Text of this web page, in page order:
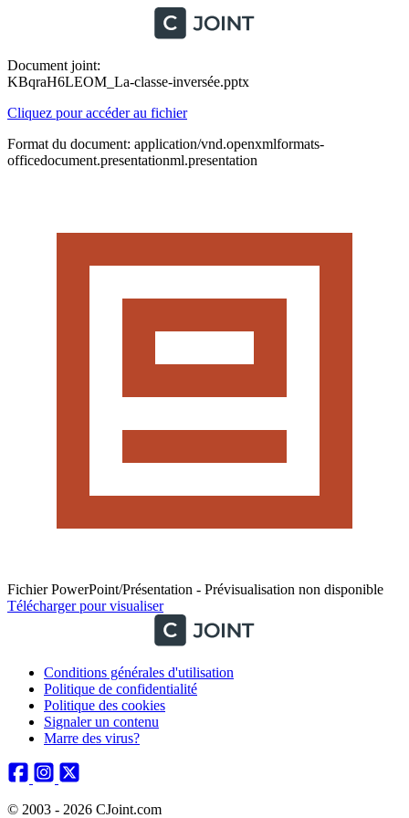
Document joint:
KBqraH6LEOM_La-classe-inversée.pptx
Cliquez pour accéder au fichier
Format du document: application/vnd.openxmlformats-
officedocument.presentationml.presentation
Fichier PowerPoint/Présentation - Prévisualisation non disponible
Télécharger pour visualiser
Conditions générales d'utilisation
Politique de confidentialité
Politique des cookies
Signaler un contenu
Marre des virus?
© 2003 - 2026 CJoint.com